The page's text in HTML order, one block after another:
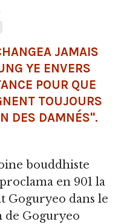
JAMAIS
YE ENVERS
POUR QUE
TOUJOURS
DES DAMNÉS".
bouddhiste
en 901 la
Goguryeo dans le
de Goguryeo